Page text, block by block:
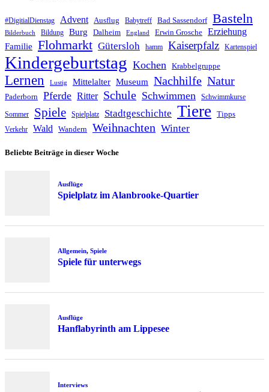
#DigitialDienstag Advent Ausflug Babytreff Bad Sassendorf Basteln
Bilderbuch Bildung Burg Dalheim England Erwin Grosche Erziehung
Familie Flohmarkt Gütersloh hamm Kaiserpfalz Kartenspiel
Kindergeburtstag Kochen Krabbelgruppe
Lernen Lustig Mittelalter Museum Nachhilfe Natur
Paderborn Pferde Ritter Schule Schwimmen Schwimmkurse
Sommer Spiele Spielplatz Stadtgeschichte Tiere Tipps
Verkehr Wald Wandern Weihnachten Winter
Beliebte Beiträge in dieser Woche
Ausflüge
Spielplatz im Alanbrooke-Quartier
Allgemein, Spiele
Spiele für unterwegs
Ausflüge
Hanflabyrinth am Lippesee
Interviews